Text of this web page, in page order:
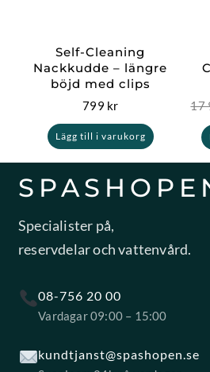
Self-Cleaning
Nackkudde – längre
böjd med clips
799 kr
Lägg till i varukorg
17
Specialister på,
reservdelar och vattenvård.
08-756 20 00
Vardagar 09:00 – 15:00
kundtjanst@spashopen.se